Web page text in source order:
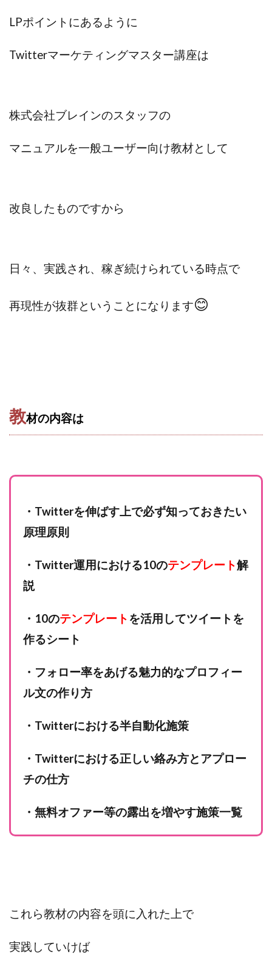
LPポイントにあるように
Twitterマーケティングマスター講座は
株式会社ブレインのスタッフの
マニュアルを一般ユーザー向け教材として
改良したものですから
日々、実践され、稼ぎ続けられている時点で
再現性が抜群ということになります😊
教材の内容は
・Twitterを伸ばす上で必ず知っておきたい
原理原則
・Twitter運用における10のテンプレート解
説
・10のテンプレート を活用してツイートを
作るシート
・フォロー率をあげる魅力的なプロフィー
ル文の作り方
・Twitterにおける半自動化施策
・Twitterにおける正しい絡み方とアプロー
チの仕方
・無料オファー等の露出を増やす施策一覧
これら教材の内容を頭に入れた上で
実践していけば